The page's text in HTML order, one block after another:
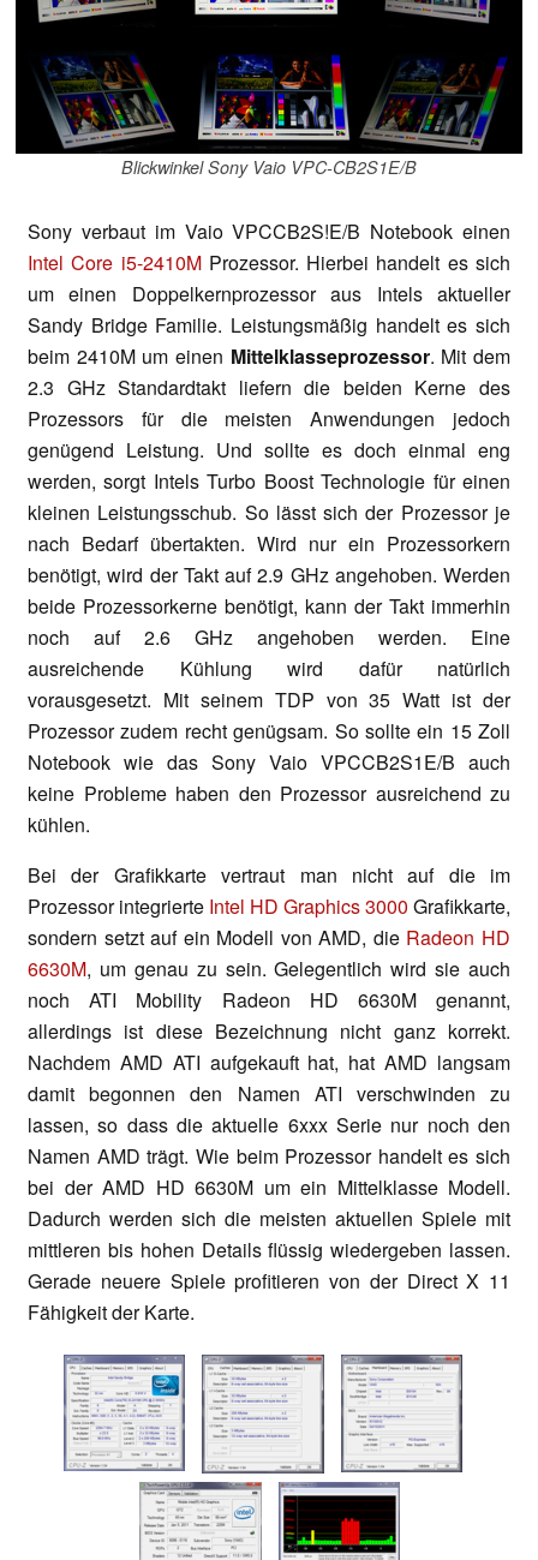
Blickwinkel Sony Vaio VPC-CB2S1E/B
Sony verbaut im Vaio VPCCB2S!E/B Notebook einen
Intel Core i5-2410MProzessor. Hierbei handelt es sich
um einen Doppelkernprozessor aus Intels aktueller
Sandy Bridge Familie. Leistungsmäßig handelt es sich
beim 2410M um einen Mittelklasseprozessor. Mit dem
2.3 GHz Standardtakt liefern die beiden Kerne des
Prozessors für die meisten Anwendungen jedoch
genügend Leistung. Und sollte es doch einmal eng
werden, sorgt Intels Turbo Boost Technologie für einen
kleinen Leistungsschub. So lässt sich der Prozessor je
nach Bedarf übertakten. Wird nur ein Prozessorkern
benötigt, wird der Takt auf 2.9 GHz angehoben. Werden
beide Prozessorkerne benötigt, kann der Takt immerhin
noch auf 2.6 GHz angehoben werden. Eine
ausreichende Kühlung wird dafür natürlich
vorausgesetzt. Mit seinem TDP von 35 Watt ist der
Prozessor zudem recht genügsam. So sollte ein 15 Zoll
Notebook wie das Sony Vaio VPCCB2S1E/B auch
keine Probleme haben den Prozessor ausreichend zu
kühlen.
Bei der Grafikkarte vertraut man nicht auf die im
Prozessor integrierte Intel HD Graphics 3000 Grafikkarte,
sondern setzt auf ein Modell von AMD, die Radeon HD
6630M, um genau zu sein. Gelegentlich wird sie auch
noch ATI Mobility Radeon HD 6630M genannt,
allerdings ist diese Bezeichnung nicht ganz korrekt.
Nachdem AMD ATI aufgekauft hat, hat AMD langsam
damit begonnen den Namen ATI verschwinden zu
lassen, so dass die aktuelle 6xxx Serie nur noch den
Namen AMD trägt. Wie beim Prozessor handelt es sich
bei der AMD HD 6630M um ein Mittelklasse Modell.
Dadurch werden sich die meisten aktuellen Spiele mit
mittleren bis hohen Details flüssig wiedergeben lassen.
Gerade neuere Spiele profitieren von der Direct X 11
Fähigkeit der Karte.